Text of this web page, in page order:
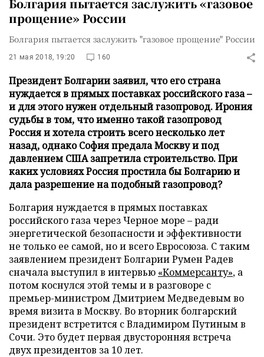
Болгария пытается заслужить «газовое
прощение» России
Болгария пытается заслужить "газовое прощение" России
21 мая 2018, 19:20 160
Президент Болгарии заявил, что его страна
нуждается в прямых поставках российского газа –
и для этого нужен отдельный газопровод. Ирония
судьбы в том, что именно такой газопровод
Россия и хотела строить всего несколько лет
назад, однако София предала Москву и под
давлением США запретила строительство. При
каких условиях Россия простила бы Болгарию и
дала разрешение на подобный газопровод?
Болгария нуждается в прямых поставках
российского газа через Черное море – ради
энергетической безопасности и эффективности
не только ее самой, но и всего Евросоюза. С таким
заявлением президент Болгарии Румен Радев
сначала выступил в интервью «Коммерсанту», а
потом коснулся этой темы и в разговоре с
премьер-министром Дмитрием Медведевым во
время визита в Москву. Во вторник болгарский
президент встретится с Владимиром Путиным в
Сочи. Это будет первая двусторонняя встреча
двух президентов за 10 лет.